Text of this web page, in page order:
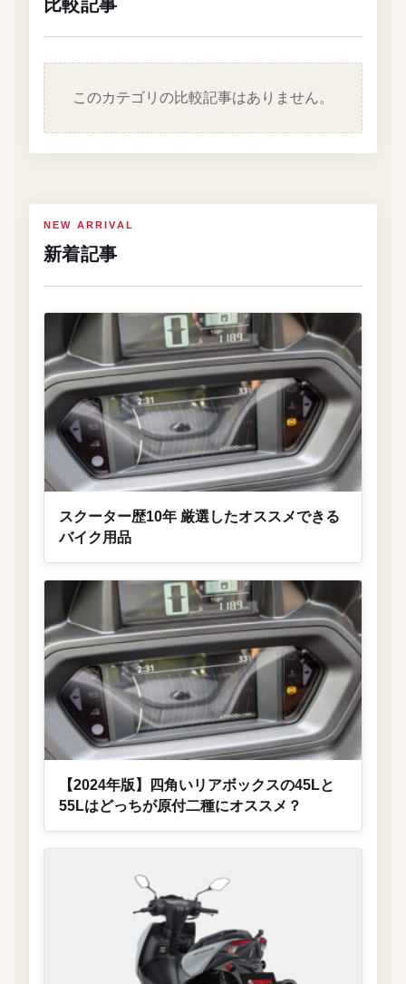
比較記事
このカテゴリの比較記事はありません。
NEW ARRIVAL
新着記事
スクーター歴10年 厳選したオススメできる
バイク用品
【2024年版】四角いリアボックスの45Lと
55Lはどっちが原付二種にオススメ？